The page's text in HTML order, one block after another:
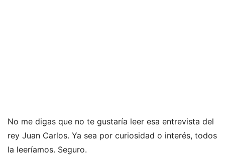
No me digas que no te gustaría leer esa entrevista del
rey Juan Carlos. Ya sea por curiosidad o interés, todos
la leeríamos. Seguro.